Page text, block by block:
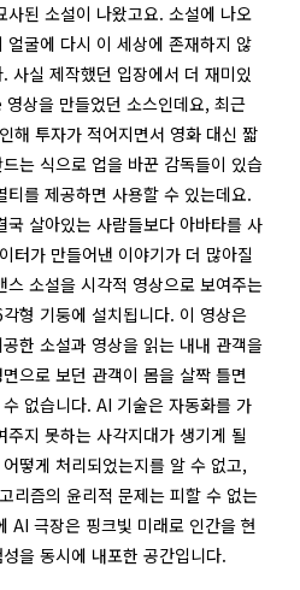
된 소설이 나왔고요. 소설에 나오
굴에 다시 이 세상에 존재하지 않
사실 제작했던 입장에서 더 재미있
상을 만들었던 소스인데요, 최근
해 투자가 적어지면서 영화 대신 짧
는 식으로 업을 바꾼 감독들이 있습
를 제공하면 사용할 수 있는데요.
살아있는 사람들보다 아바타를 사
터가 만들어낸 이야기가 더 많아질
소설을 시각적 영상으로 보여주는
형 기둥에 설치됩니다. 이 영상은
한 소설과 영상을 읽는 내내 관객을
으로 보던 관객이 몸을 살짝 틀면
없습니다. AI 기술은 자동화를 가
지 못하는 사각지대가 생기게 될
떻게 처리되었는지를 알 수 없고,
리즘의 윤리적 문제는 피할 수 없는
AI 극장은 핑크빛 미래로 인간을 현
을 동시에 내포한 공간입니다.